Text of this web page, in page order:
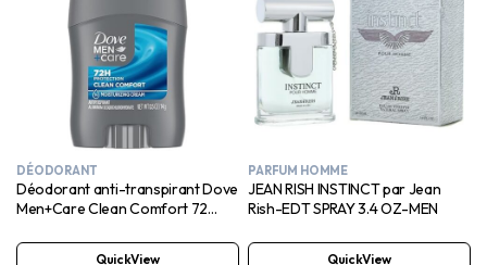
DÉODORANT
Déodorant anti-transpirant Dove
Men+Care Clean Comfort 72
transpiration et les odeurs pour
QuickView
PARFUM HOMME
JEAN RISH INSTINCT par Jean
Rish-EDT SPRAY 3.4 OZ-MEN
QuickView